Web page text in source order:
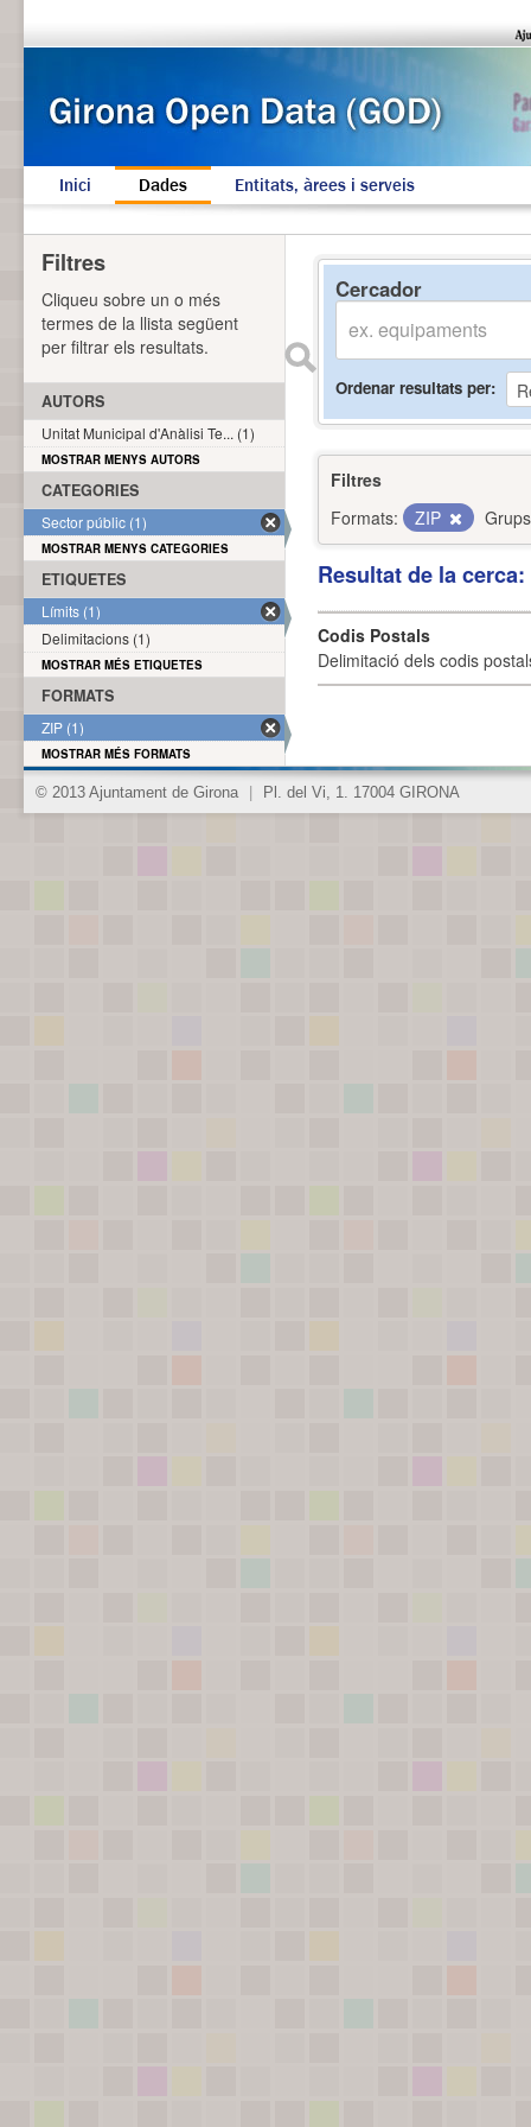
Inici Dades Entitats, àrees i serveis
Cercador
Ordenar resultats per
Filtres
Formats:
ZIP
Resultat de la
Codis Postals
Delimitació dels codis
Filtres
Cliqueu sobre un o més
termes de la llista següent
per filtrar els resultats.
AUTORS
Unitat Municipal d'Anàlisi Te... (1)
MOSTRAR MENYS AUTORS
CATEGORIES
Sector públic (1)
MOSTRAR MENYS CATEGORIES
ETIQUETES
Límits (1)
Delimitacions (1)
MOSTRAR MÉS ETIQUETES
FORMATS
ZIP (1)
MOSTRAR MÉS FORMATS
© 2013 Ajuntament de Girona Pl. del Vi, 1. 17004 GIRONA